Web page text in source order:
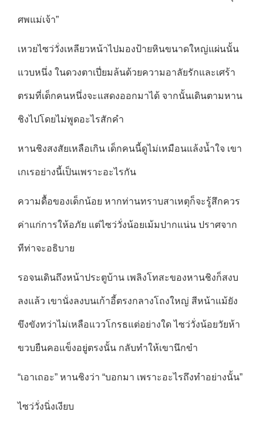
ศพแม่เจ้า”
เหวยไซว่วั่งเหลียวหน้าไปมองป้ายหินขนาดใหญ่แผ่นนั้น
แวบหนึ่ง ในดวงตาเปี่ยมล้นด้วยความอาลัยรักและเศร้า
ตรมที่เด็กคนหนึ่งจะแสดงออกมาได้ จากนั้นเดินตามหาน
ชิงไปโดยไม่พูดอะไรสักคำ
หานชิงสงสัยเหลือเกิน เด็กคนนี้ดูไม่เหมือนแล้งน้ำใจ เขา
เกเรอย่างนี้เป็นเพราะอะไรกัน
ความดื้อของเด็กน้อย หากท่านทราบสาเหตุก็จะรู้สึกควร
ค่าแก่การให้อภัย แต่ไซว่วั่งน้อยเม้มปากแน่น ปราศจาก
ทีท่าจะอธิบาย
รอจนเดินถึงหน้าประตูบ้าน เพลิงโทสะของหานชิงก็สงบ
ลงแล้ว เขานั่งลงบนเก้าอี้ตรงกลางโถงใหญ่ สีหน้าแม้ยัง
ขึงขังทว่าไม่เหลือแววโกรธแต่อย่างใด ไซว่วั่งน้อยวัยห้า
ขวบยืนคอแข็งอยู่ตรงนั้น กลับทำให้เขานึกขำ
“เอาเถอะ” หานชิงว่า “บอกมา เพราะอะไรถึงทำอย่างนั้น”
ไซว่วั่งนิ่งเงียบ